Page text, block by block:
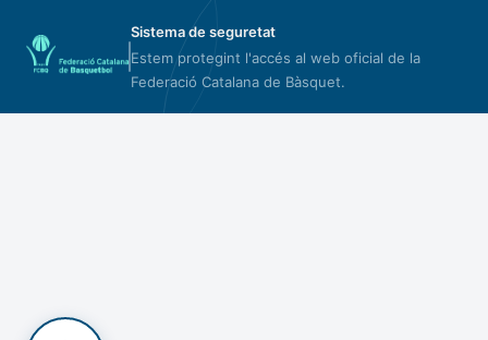
Sistema de seguretat
Estem protegint l'accés al web oficial de la
Federació Catalana de Bàsquet.